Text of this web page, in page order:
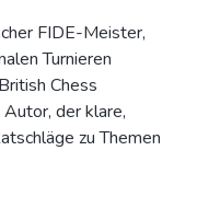
FIDE-Meister,
Turnieren
Chess
der klare,
zu Themen